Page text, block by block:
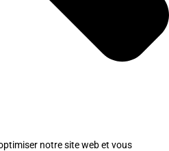
notre site web et vous